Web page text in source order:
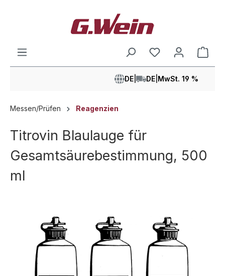
DE DE MwSt. 19 %
Messen/Prüfen Reagenzien
Titrovin Blaulauge für
Gesamtsäurebestimmung, 500
ml
Bildergalerie überspringen